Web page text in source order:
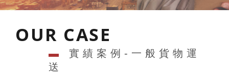
OUR CASE
▬
實績案例-一般貨物運
送